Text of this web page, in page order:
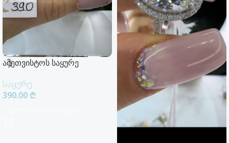
ამეთვისტოს საყურე
საყურე
390.00 ₾